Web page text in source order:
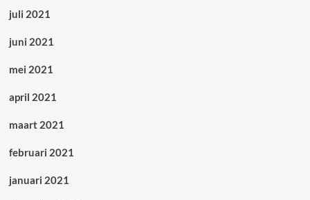
juli 2021
juni 2021
mei 2021
april 2021
maart 2021
februari 2021
januari 2021